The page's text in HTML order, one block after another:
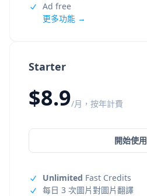
Starter
$8.9/月，按年計費
開始使用
Unlimited Fast Credits
每日 3 次圖片對圖片翻譯
Ad free
更多功能 →